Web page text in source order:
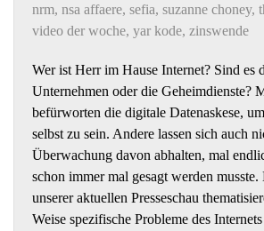
nrm, nsa affaere, sefia, suzanne choney,
video der woche, yar kode, zinswende
Wer ist Herr im Hause Internet? Sind es
Unternehmen oder die Geheimdienste?
befürworten die digitale Datenaskese,
selbst zu sein. Andere lassen sich auch
Überwachung davon abhalten, mal
schon immer mal gesagt werden
unserer aktuellen Presseschau
Weise spezifische Probleme des